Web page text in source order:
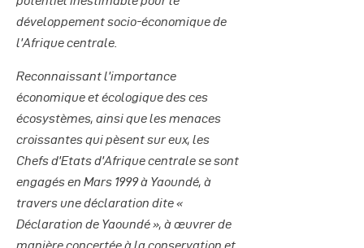
développement socio-économique de
l’Afrique centrale.
Reconnaissant l’importance
économique et écologique des ces
écosystèmes, ainsi que les menaces
croissantes qui pèsent sur eux, les
Chefs d’Etats d’Afrique centrale se sont
engagés en Mars 1999 à Yaoundé, à
travers une déclaration dite «
Déclaration de Yaoundé », à œuvrer de